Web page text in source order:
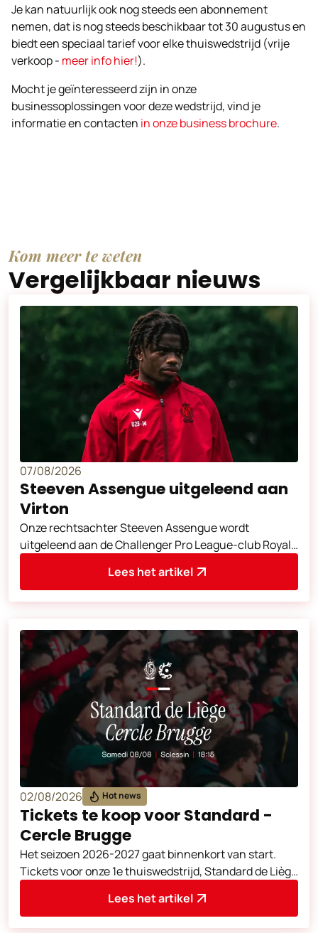
Je kan natuurlijk ook nog steeds een abonnement
nemen, dat is nog steeds beschikbaar tot 30 augustus en
biedt een speciaal tarief voor elke thuiswedstrijd (vrije
verkoop - meer info hier!).
Mocht je geïnteresseerd zijn in onze
businessoplossingen voor deze wedstrijd, vind je
informatie en contacten in onze business brochure.
Kom meer te weten
Vergelijkbaar nieuws
07/08/2026
Steeven Assengue uitgeleend aan
Virton
Onze rechtsachter Steeven Assengue wordt
uitgeleend aan de Challenger Pro League-club Royal
Lees het artikel
02/08/2026 Hot news
Tickets te koop voor Standard -
Cercle Brugge
Het seizoen 2026-2027 gaat binnenkort van start.
Tickets voor onze 1e thuiswedstrijd, Standard de Liège
Lees het artikel